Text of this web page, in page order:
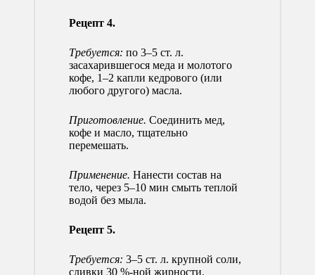
Рецепт 4.
Требуется: по 3–5 ст. л.
засахарившегося меда и молотого
кофе, 1–2 капли кедрового (или
любого другого) масла.
Приготовление. Соединить мед,
кофе и масло, тщательно
перемешать.
Применение. Нанести состав на
тело, через 5–10 мин смыть теплой
водой без мыла.
Рецепт 5.
Требуется: 3–5 ст. л. крупной соли,
сливки 30 %-ной жирности.